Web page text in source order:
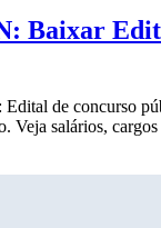
Baixar
de concurso
Veja salários,